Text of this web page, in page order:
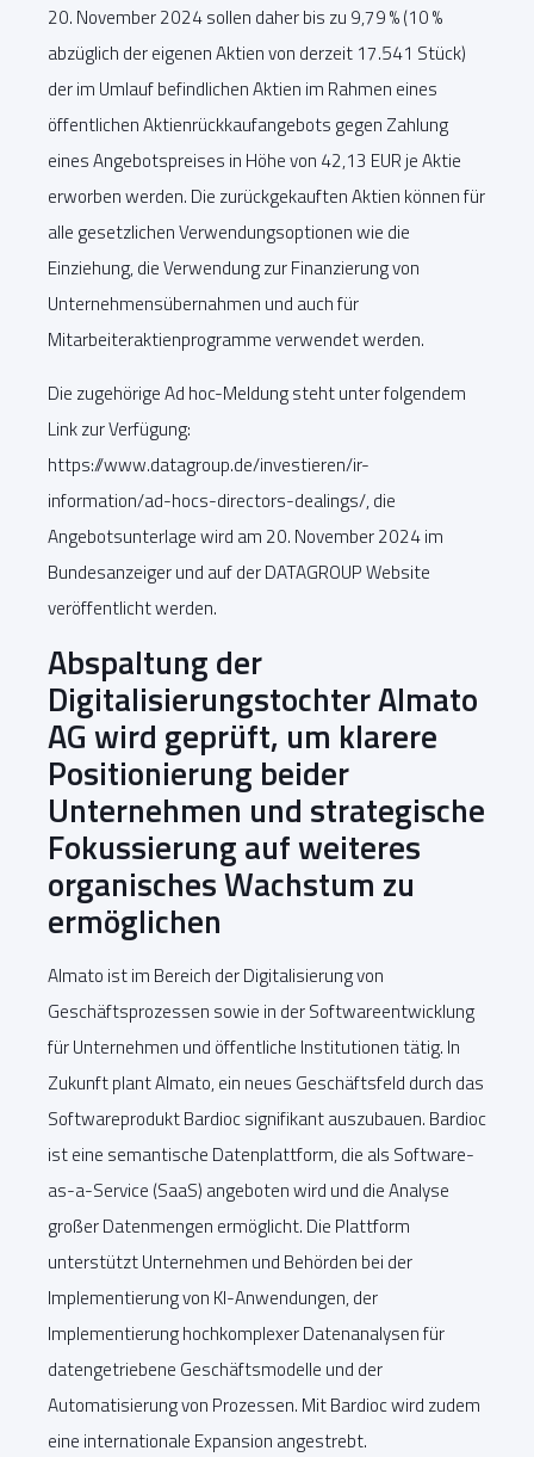
20. November 2024 sollen daher bis zu 9,79 % (10 %
abzüglich der eigenen Aktien von derzeit 17.541 Stück)
der im Umlauf befindlichen Aktien im Rahmen eines
öffentlichen Aktienrückkaufangebots gegen Zahlung
eines Angebotspreises in Höhe von 42,13 EUR je Aktie
erworben werden. Die zurückgekauften Aktien können für
alle gesetzlichen Verwendungsoptionen wie die
Einziehung, die Verwendung zur Finanzierung von
Unternehmensübernahmen und auch für
Mitarbeiteraktienprogramme verwendet werden.
Die zugehörige Ad hoc-Meldung steht unter folgendem
Link zur Verfügung:
https://www.datagroup.de/investieren/ir-
information/ad-hocs-directors-dealings/, die
Angebotsunterlage wird am 20. November 2024 im
Bundesanzeiger und auf der DATAGROUP Website
veröffentlicht werden.
Abspaltung der
Digitalisierungstochter Almato
AG wird geprüft, um klarere
Positionierung beider
Unternehmen und strategische
Fokussierung auf weiteres
organisches Wachstum zu
ermöglichen
Almato ist im Bereich der Digitalisierung von
Geschäftsprozessen sowie in der Softwareentwicklung
für Unternehmen und öffentliche Institutionen tätig. In
Zukunft plant Almato, ein neues Geschäftsfeld durch das
Softwareprodukt Bardioc signifikant auszubauen. Bardioc
ist eine semantische Datenplattform, die als Software-
as-a-Service (SaaS) angeboten wird und die Analyse
großer Datenmengen ermöglicht. Die Plattform
unterstützt Unternehmen und Behörden bei der
Implementierung von KI-Anwendungen, der
Implementierung hochkomplexer Datenanalysen für
datengetriebene Geschäftsmodelle und der
Automatisierung von Prozessen. Mit Bardioc wird zudem
eine internationale Expansion angestrebt.